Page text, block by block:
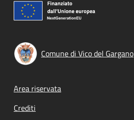
Comune di Vico del Gargano
Footer menu
Area riservata
Crediti